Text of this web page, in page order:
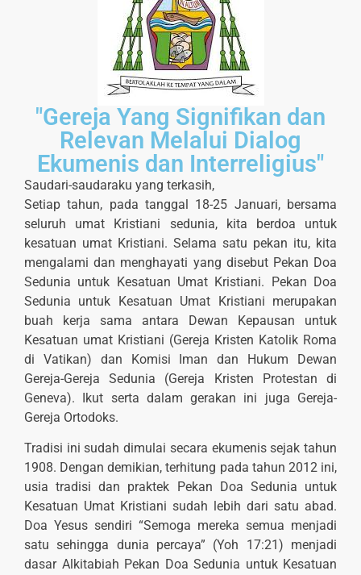
"Gereja Yang Signifikan dan
Relevan Melalui Dialog
Ekumenis dan Interreligius"
Saudari-saudaraku yang terkasih,
Setiap tahun, pada tanggal 18-25 Januari, bersama
seluruh umat Kristiani sedunia, kita berdoa untuk
kesatuan umat Kristiani. Selama satu pekan itu, kita
mengalami dan menghayati yang disebut Pekan Doa
Sedunia untuk Kesatuan Umat Kristiani. Pekan Doa
Sedunia untuk Kesatuan Umat Kristiani merupakan
buah kerja sama antara Dewan Kepausan untuk
Kesatuan umat Kristiani (Gereja Kristen Katolik Roma
di Vatikan) dan Komisi Iman dan Hukum Dewan
Gereja-Gereja Sedunia (Gereja Kristen Protestan di
Geneva). Ikut serta dalam gerakan ini juga Gereja-
Gereja Ortodoks.
Tradisi ini sudah dimulai secara ekumenis sejak tahun
1908. Dengan demikian, terhitung pada tahun 2012 ini,
usia tradisi dan praktek Pekan Doa Sedunia untuk
Kesatuan Umat Kristiani sudah lebih dari satu abad.
Doa Yesus sendiri “Semoga mereka semua menjadi
satu sehingga dunia percaya” (Yoh 17:21) menjadi
dasar Alkitabiah Pekan Doa Sedunia untuk Kesatuan